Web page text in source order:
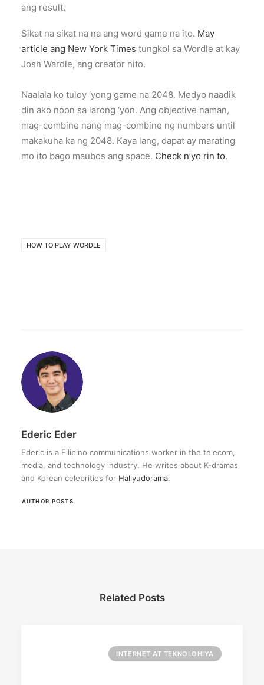
ang result.
Sikat na sikat na na ang word game na ito. May
article ang New York Times tungkol sa Wordle at kay
Josh Wardle, ang creator nito.
Naalala ko tuloy ‘yong game na 2048. Medyo naadik
din ako noon sa larong ‘yon. Ang objective naman,
mag-combine nang mag-combine ng numbers until
makakuha ka ng 2048. Kaya lang, dapat ay marating
mo ito bago maubos ang space. Check n’yo rin to.
HOW TO PLAY WORDLE
Ederic Eder
Ederic is a Filipino communications worker in the telecom,
media, and technology industry. He writes about K-dramas
and Korean celebrities for Hallyudorama.
AUTHOR POSTS
Related Posts
INTERNET AT TEKNOLOHIYA